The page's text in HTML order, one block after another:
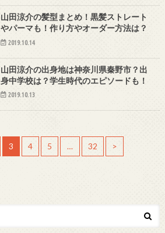
山田涼介の髪型まとめ！黒髪ストレート
やパーマも！作り方やオーダー方法は？
2019.10.14
山田涼介の出身地は神奈川県秦野市？出
身中学校は？学生時代のエピソードも！
2019.10.13
3 4 5 … 32 >